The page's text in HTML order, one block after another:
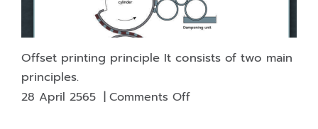
Offset printing principle It consists of two main
principles.
28 April 2565 | Comments Offon